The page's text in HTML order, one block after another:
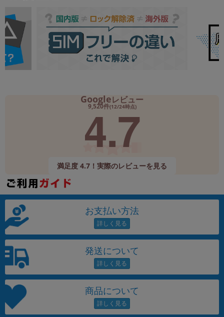
Googleレビュー
9,520件(12/24時点)
4.7
満足度 4.7！実際のレビューを見る
お支払い方法
発送について
商品について